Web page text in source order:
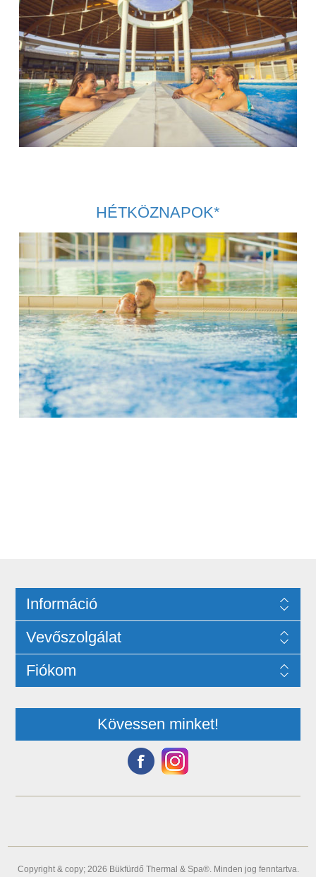
HÉTKÖZNAPOK*
Információ
Vevőszolgálat
Fiókom
Kövessen minket!
Copyright & copy; 2026 Bükfürdő Thermal & Spa®. Minden jog fenntartva.